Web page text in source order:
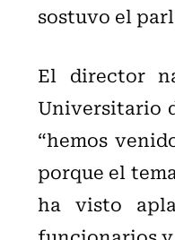
sostuvo el
El director
Universitario
“hemos
porque el
ha visto